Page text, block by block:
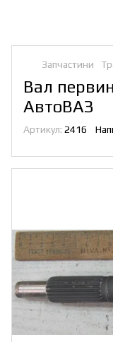
Запчастини
Вал
АвтоВАЗ
Артикул: 2416